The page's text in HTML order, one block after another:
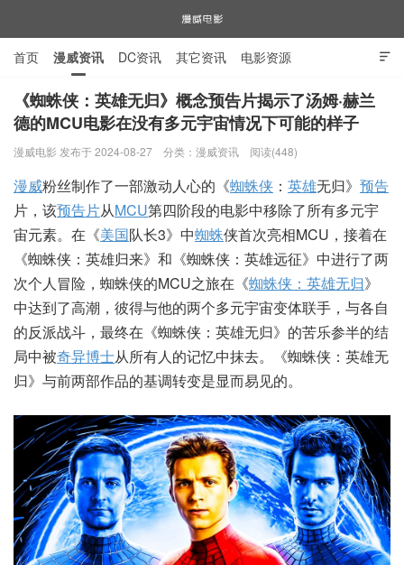
漫威电影

首页 漫威资讯 DC资讯 其它资讯 电影资源
电视剧资源 漫威图片
《蜘蛛侠：英雄无归》概念预告片揭示了汤姆·赫兰
德的MCU电影在没有多元宇宙情况下可能的样子
漫威电影 发布于 2024-08-27 分类： 漫威资讯 阅读(448)
漫威粉丝制作了一部激动人心的《蜘蛛侠 ： 英雄无归》 预告
片，该预告片从MCU第四阶段的电影中移除了所有多元宇
宙元素。在《美国队长3》中蜘蛛侠首次亮相MCU，接着在
《蜘蛛侠：英雄归来》和《蜘蛛侠：英雄远征》中进行了两
次个人冒险，蜘蛛侠的MCU之旅在《蜘蛛侠：英雄无归》
中达到了高潮，彼得与他的两个多元宇宙变体联手，与各自
的反派战斗，最终在《蜘蛛侠：英雄无归》的苦乐参半的结
局中被奇异博士从所有人的记忆中抹去。《蜘蛛侠：英雄无
归》与前两部作品的基调转变是显而易见的。